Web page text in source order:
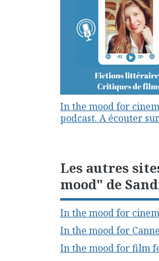
In the mood for
podcast. A écouter
Les autres
mood" de
In the mood for
In the mood for
In the mood for film